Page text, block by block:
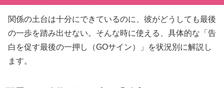
関係の土台は十分にできているのに、彼がどうしても最後
の一歩を踏み出せない。そんな時に使える、具体的な「告
白を促す最後の一押し（GOサイン）」を状況別に解説し
ます。